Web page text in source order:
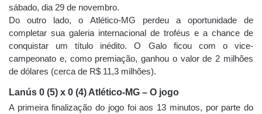
sábado, dia 29 de novembro.
Do outro lado, o Atlético-MG perdeu a oportunidade de
completar sua galeria internacional de troféus e a chance de
conquistar um título inédito. O Galo ficou com o vice-
campeonato e, como premiação, ganhou o valor de 2 milhões
de dólares (cerca de R$ 11,3 milhões).
Lanús 0 (5) x 0 (4) Atlético-MG – O jogo
A primeira finalização do jogo foi aos 13 minutos, por parte do